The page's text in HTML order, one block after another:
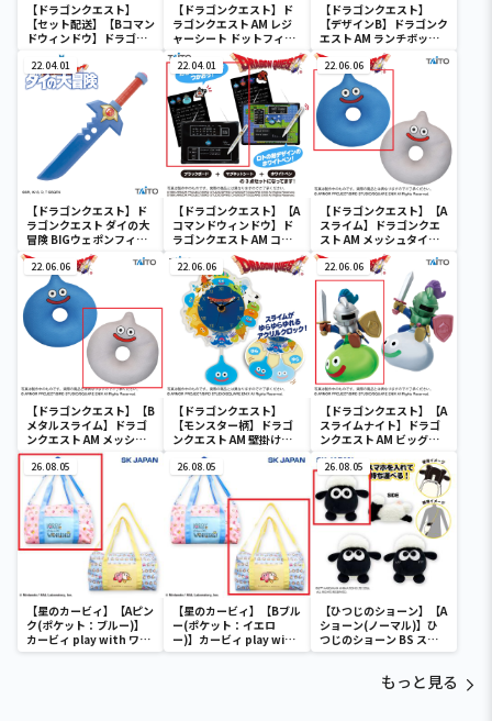
【ドラゴンクエスト】
【セット配送】【Bコマン
ドウィンドウ】ドラゴン
クエスト AM コマンドウ
ィンドウ ブラックボード
【ドラゴンクエスト】ド
ラゴンクエスト AM レジ
ャーシート ドットフィー
ルド
【ドラゴンクエスト】
【デザインB】ドラゴンク
エスト AM ランチボック
ス ドットフィールド
22.04.01
【ドラゴンクエスト】ド
ラゴンクエスト ダイの大
冒険 BIGウェポンフィギ
ュアコレクション ～パプ
ニカのナイフ～
22.04.01
【ドラゴンクエスト】【A
コマンドウィンドウ】ド
ラゴンクエスト AM コマ
ンドウィンドウ ブラック
ボード
22.06.06
【ドラゴンクエスト】【A
スライム】ドラゴンクエ
スト AM メッシュタイプ
円座クッション スライム
＆メタルスライム
22.06.06
【ドラゴンクエスト】【B
メタルスライム】ドラゴ
ンクエスト AM メッシュ
タイプ円座クッション ス
ライム＆メタルスライム
22.06.06
【ドラゴンクエスト】
【モンスター柄】ドラゴ
ンクエスト AM 壁掛け時
計 ～モンスターがいっぱ
い！編～
22.06.06
【ドラゴンクエスト】【A
スライムナイト】ドラゴ
ンクエスト AM ビッグク
リアフィギュア スライム
ナイト＆メタルライダー
26.08.05
【星のカービィ】【Aピン
ク(ポケット：ブルー)】
カービィ play with ワド
ルディ ボストンバッグ
26.08.05
【星のカービィ】【Bブル
ー(ポケット：イエロ
ー)】カービィ play with
ワドルディ ボストンバッ
26.08.05
【ひつじのショーン】【A
ショーン(ノーマル)】ひ
つじのショーン BS スマ
ホショーンルダー
もっと見る